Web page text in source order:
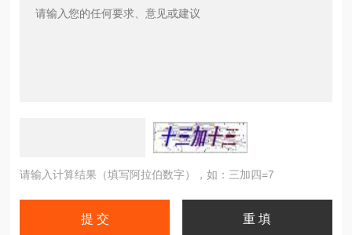
请输入计算结果（填写阿拉伯数字），如：三加四=7